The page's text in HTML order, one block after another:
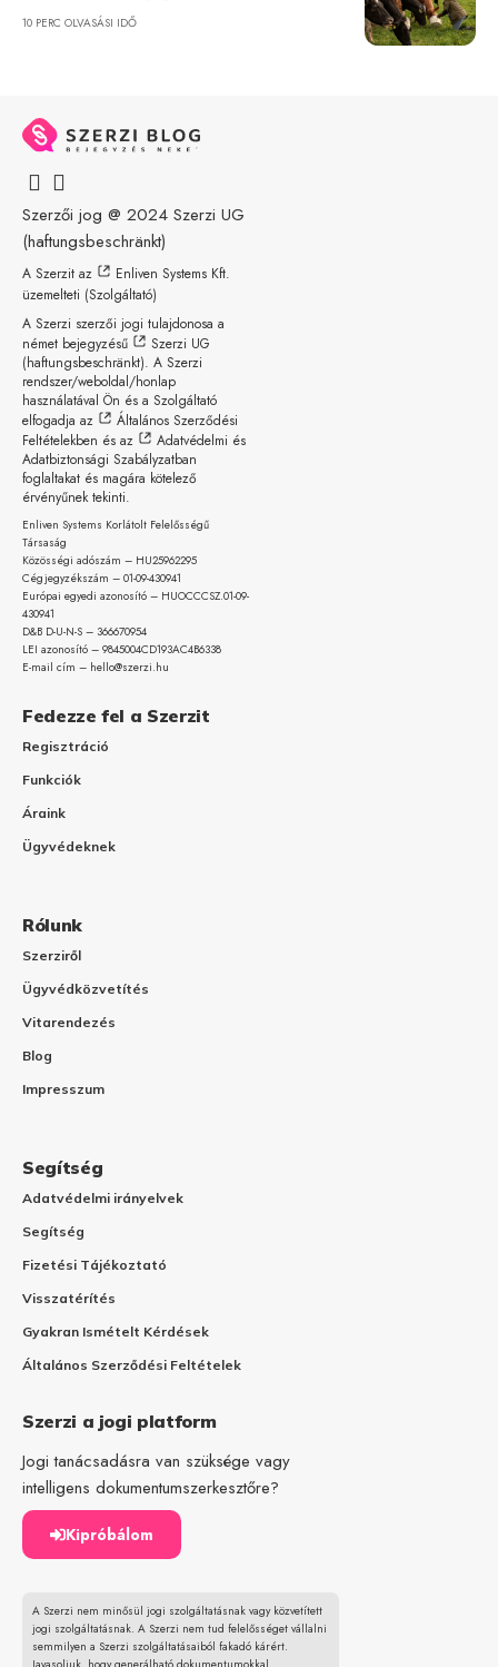
10 PERC OLVASÁSI IDŐ
Szerzői jog @ 2024 Szerzi UG
(haftungsbeschränkt)
A Szerzit az
Enliven Systems Kft.
üzemelteti (Szolgáltató)
A Szerzi szerzői jogi tulajdonosa a
német bejegyzésű
Szerzi UG
(haftungsbeschränkt). A Szerzi
rendszer/weboldal/honlap
használatával Ön és a Szolgáltató
elfogadja az
Általános Szerződési
Feltételekben és az
Adatvédelmi és
Adatbiztonsági Szabályzatban
foglaltakat és magára kötelező
érvényűnek tekinti.
Enliven Systems Korlátolt Felelősségű
Társaság
Közösségi adószám – HU25962295
Cégjegyzékszám – 01-09-430941
Európai egyedi azonosító – HUOCCCSZ.01-09-
430941
D&B D-U-N-S – 366670954
LEI azonosító – 9845004CD193AC4B6338
E-mail cím – hello@szerzi.hu
Fedezze fel a Szerzit
Regisztráció
Funkciók
Áraink
Ügyvédeknek
Rólunk
Szerziről
Ügyvédközvetítés
Vitarendezés
Blog
Impresszum
Segítség
Adatvédelmi irányelvek
Segítség
Fizetési Tájékoztató
Visszatérítés
Gyakran Ismételt Kérdések
Általános Szerződési Feltételek
Szerzi a jogi platform
Jogi tanácsadásra van szüksége vagy
intelligens dokumentumszerkesztőre?
Kipróbálom
A Szerzi nem minősül jogi szolgáltatásnak vagy közvetített
jogi szolgáltatásnak. A Szerzi nem tud felelősséget vállalni
semmilyen a Szerzi szolgáltatásaiból fakadó kárért.